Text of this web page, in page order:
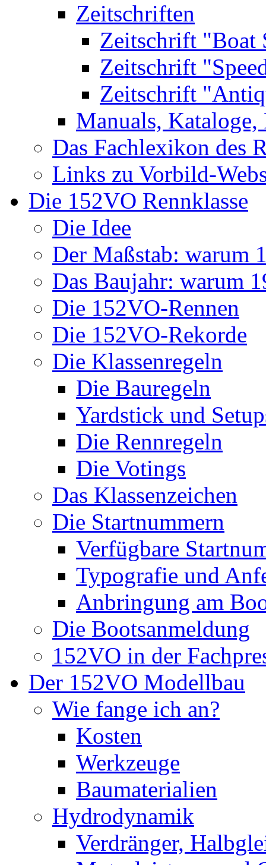
Zeitschriften
Zeitschrift "Boat
Zeitschrift
Zeitschrift
Manuals, Kataloge,
Das Fachlexikon des
Links zu Vorbild-
Die 152VO Rennklasse
Die Idee
Der Maßstab: warum
Das Baujahr: warum
Die 152VO-Rennen
Die 152VO-Rekorde
Die Klassenregeln
Die Bauregeln
Yardstick und
Die Rennregeln
Die Votings
Das Klassenzeichen
Die Startnummern
Verfügbare
Typografie und
Anbringung am
Die Bootsanmeldung
152VO in der
Der 152VO Modellbau
Wie fange ich an?
Kosten
Werkzeuge
Baumaterialien
Hydrodynamik
Verdränger,